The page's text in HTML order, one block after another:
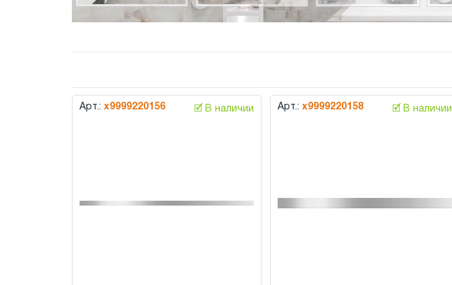
Арт.: х9999220156 🗹 В наличии Арт.: х9999220158 🗹 В наличии